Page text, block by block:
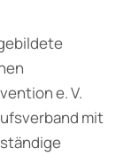
e. V.
mit